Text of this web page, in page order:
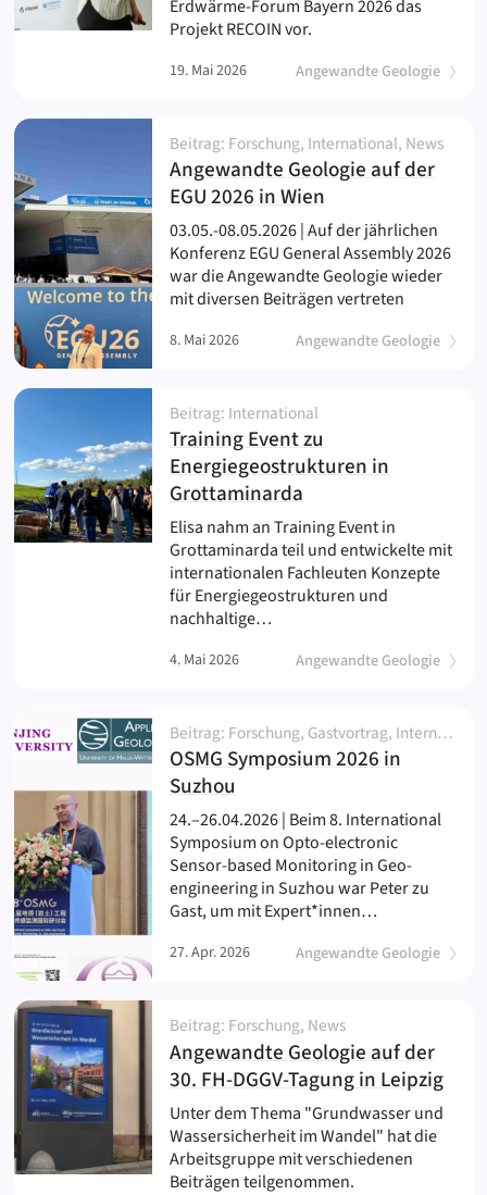
Angewandte Geologie
Erdwärme-Forum Bayern 2026 das
Projekt RECOIN vor.
19. Mai 2026
Angewandte Geologie auf der
EGU 2026 in Wien(
Beitrag: Forschung, International, News
Angewandte Geologie
)
03.05.-08.05.2026 | Auf der jährlichen
Konferenz EGU General Assembly 2026
war die Angewandte Geologie wieder
mit diversen Beiträgen vertreten
8. Mai 2026
Training Event zu
Energiegeostrukturen in
Grottaminarda(
Beitrag: International
Angewandte Geologie
)
Elisa nahm an Training Event in
Grottaminarda teil und entwickelte mit
internationalen Fachleuten Konzepte
für Energiegeostrukturen und
nachhaltige…
4. Mai 2026
OSMG Symposium 2026 in
Suzhou
Beitrag: Forschung, Gastvortrag, International, Netzwerk und Partnerschaft, News, Person, Veranstaltung
Angewandte Geologie
24.–26.04.2026 | Beim 8. International
Symposium on Opto-electronic
Sensor-based Monitoring in Geo-
engineering in Suzhou war Peter zu
Gast, um mit Expert*innen…
27. Apr. 2026
Angewandte Geologie auf der
30. FH-DGGV-Tagung in Leipzig(
Beitrag: Forschung, News
)
Unter dem Thema "Grundwasser und
Wassersicherheit im Wandel" hat die
Arbeitsgruppe mit verschiedenen
Beiträgen teilgenommen.